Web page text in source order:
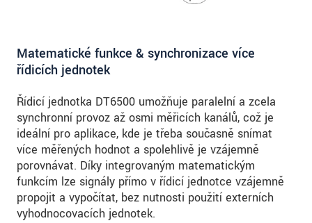
Matematické funkce & synchronizace více
řídicích jednotek
Řídicí jednotka DT6500 umožňuje paralelní a zcela
synchronní provoz až osmi měřicích kanálů, což je
ideální pro aplikace, kde je třeba současně snímat
více měřených hodnot a spolehlivě je vzájemně
porovnávat. Díky integrovaným matematickým
funkcím lze signály přímo v řídicí jednotce vzájemně
propojit a vypočítat, bez nutnosti použití externích
vyhodnocovacích jednotek.